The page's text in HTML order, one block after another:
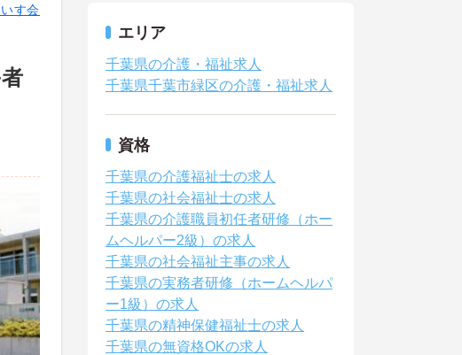
す会
エリア
千葉県の介護・福祉求人
千葉県千葉市緑区の介護・福祉求人
資格
千葉県の介護福祉士の求人
千葉県の社会福祉士の求人
千葉県の介護職員初任者研修（ホー
ムヘルパー2級）の求人
千葉県の社会福祉主事の求人
千葉県の実務者研修（ホームヘルパ
ー1級）の求人
千葉県の精神保健福祉士の求人
千葉県の無資格OKの求人